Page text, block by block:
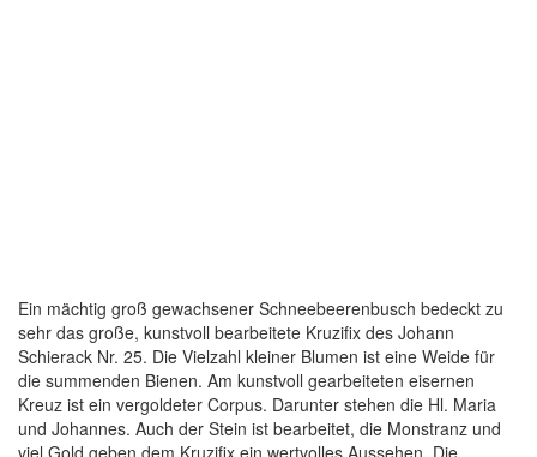
Ein mächtig groß gewachsener Schneebeerenbusch bedeckt zu
sehr das große, kunstvoll bearbeitete Kruzifix des Johann
Schierack Nr. 25. Die Vielzahl kleiner Blumen ist eine Weide für
die summenden Bienen. Am kunstvoll gearbeiteten eisernen
Kreuz ist ein vergoldeter Corpus. Darunter stehen die Hl. Maria
und Johannes. Auch der Stein ist bearbeitet, die Monstranz und